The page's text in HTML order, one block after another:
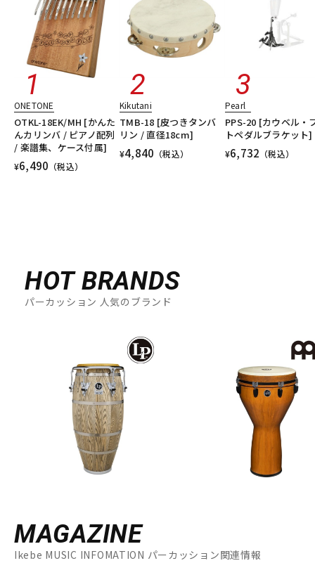
ONETONE
OTKL-18EK/MH [かんた
んカリンバ / ピアノ配列
/ 楽譜集、ケース付属]
¥6,490 （税込）
Kikutani
TMB-18 [皮つきタンバ
リン / 直径18cm]
¥4,840 （税込）
Pearl
PPS-20 [カウベル・
トペダルブラケット]
¥6,732 （税込）
HOT BRANDS
パーカッション 人気のブランド
MAGAZINE
Ikebe MUSIC INFOMATION パーカッション関連情報